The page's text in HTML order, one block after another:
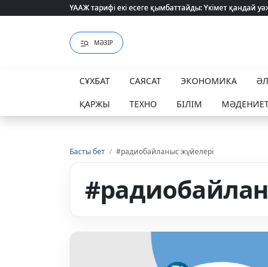
ҮААЖ тарифі екі есеге қымбаттайды: Үкімет қандай
ҮААЖ тарифі екі есеге қымбаттайды: Үкімет қандай
МӘЗІР
СҰХБАТ САЯСАТ ЭКОНОМИКА
ҚАРЖЫ
ТЕХНО БІЛІМ
Басты бет / #радиобайланыс жүйелері